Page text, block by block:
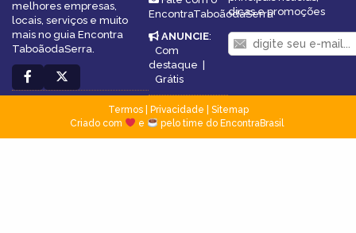
melhores empresas,
locais, serviços e muito
mais no guia Encontra
TaboãodaSerra.
EncontraTaboãodaSerra
ANUNCIE:
Com
destaque |
Grátis
dicas e promoções
Termos| Privacidade
Sitemap
Criado com
e pelo time do EncontraBrasil